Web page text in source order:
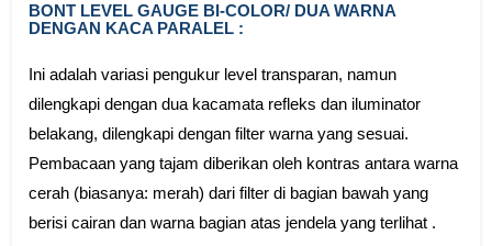
BONT LEVEL GAUGE BI-COLOR/ DUA WARNA
DENGAN KACA PARALEL :
Ini adalah variasi pengukur level transparan, namun
dilengkapi dengan dua kacamata refleks dan iluminator
belakang, dilengkapi dengan filter warna yang sesuai.
Pembacaan yang tajam diberikan oleh kontras antara warna
cerah (biasanya: merah) dari filter di bagian bawah yang
berisi cairan dan warna bagian atas jendela yang terlihat .